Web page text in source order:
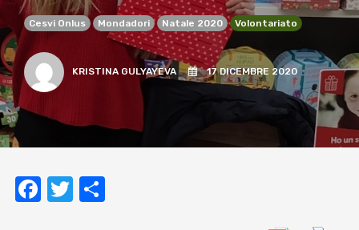
Cesvi Onlus Mondadori Natale 2020 Volontariato
KRISTINA GULYAYEVA 17 DICEMBRE 2020
Facebook
Twitter